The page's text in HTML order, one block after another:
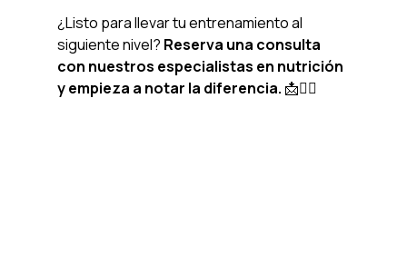
¿Listo para llevar tu entrenamiento al
siguiente nivel? Reserva una consulta
con nuestros especialistas en nutrición
y empieza a notar la diferencia. 📩🏋️‍♀️